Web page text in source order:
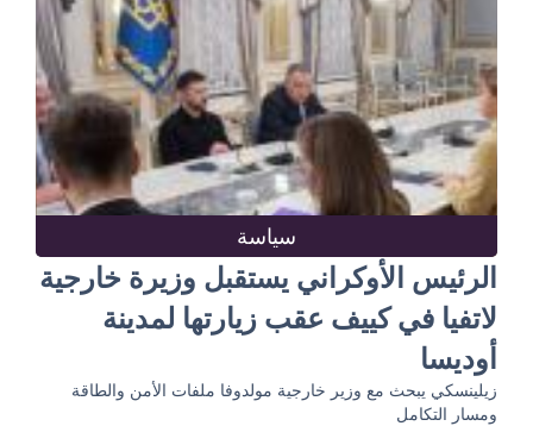
سياسة
الرئيس الأوكراني يستقبل وزيرة خارجية
لاتفيا في كييف عقب زيارتها لمدينة
أوديسا
زيلينسكي يبحث مع وزير خارجية مولدوفا ملفات الأمن والطاقة
ومسار التكامل